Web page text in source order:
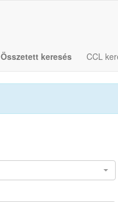
Összetett keresés CCL